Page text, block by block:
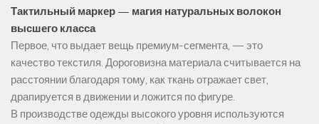
Тактильный маркер — магия натуральных волокон
высшего класса
Первое, что выдает вещь премиум-сегмента, — это
качество текстиля. Дороговизна материала считывается на
расстоянии благодаря тому, как ткань отражает свет,
драпируется в движении и ложится по фигуре.
В производстве одежды высокого уровня используются